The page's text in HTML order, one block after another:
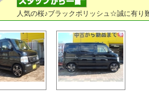
人気の桜♪ブラックポリッシュ☆誠に有り